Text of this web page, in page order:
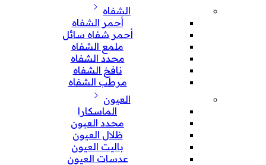
الشفاه
أحمر الشفاه
أحمر شفاه سائل
ملمع الشفاه
محدد الشفاه
نافخ الشفاه
مرطب الشفاه
العيون
الماسكارا
محدد العيون
ظلال العيون
باليت العيون
عدسات العيون